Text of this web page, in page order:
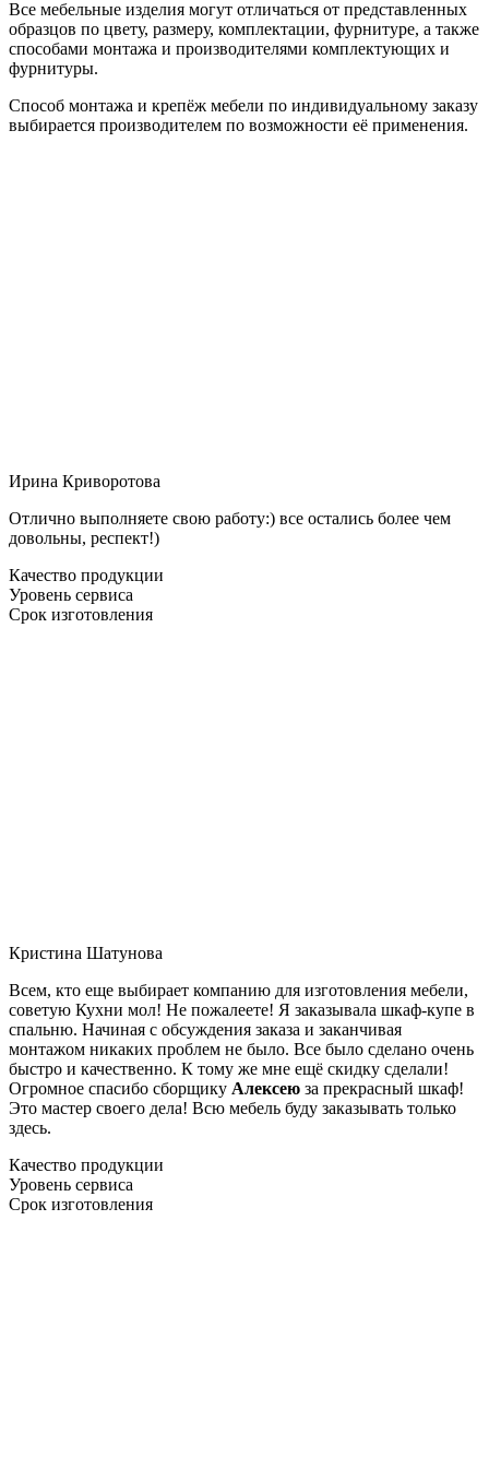
Все мебельные изделия могут отличаться от представленных
образцов по цвету, размеру, комплектации, фурнитуре, а также
способами монтажа и производителями комплектующих и
фурнитуры.
Способ монтажа и крепёж мебели по индивидуальному заказу
выбирается производителем по возможности её применения.
Ирина Криворотова
Отлично выполняете свою работу:) все остались более чем
довольны, респект!)
Качество продукции
Уровень сервиса
Срок изготовления
Кристина Шатунова
Всем, кто еще выбирает компанию для изготовления мебели,
советую Кухни мол! Не пожалеете! Я заказывала шкаф-купе в
спальню. Начиная с обсуждения заказа и заканчивая
монтажом никаких проблем не было. Все было сделано очень
быстро и качественно. К тому же мне ещё скидку сделали!
Огромное спасибо сборщику Алексею за прекрасный шкаф!
Это мастер своего дела! Всю мебель буду заказывать только
здесь.
Качество продукции
Уровень сервиса
Срок изготовления